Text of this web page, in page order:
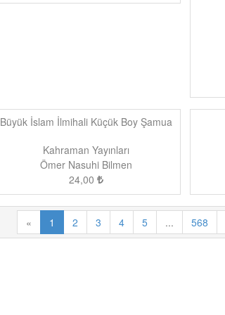
Büyük İslam İlmihali Küçük Boy Şamua
Kahraman Yayınları
Ömer Nasuhi Bilmen
24,00
« 1 2 3 4 5 ... 568